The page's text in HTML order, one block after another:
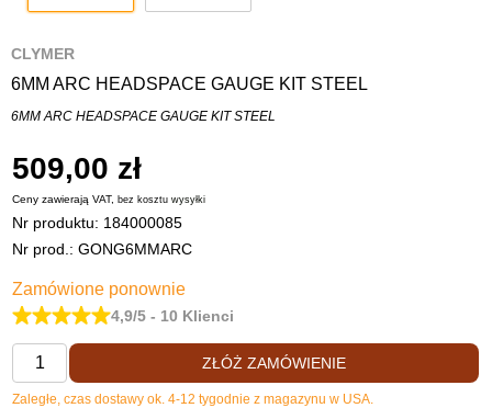
CLYMER
6MM ARC HEADSPACE GAUGE KIT STEEL
6MM ARC HEADSPACE GAUGE KIT STEEL
509,00 zł
Ceny zawierają VAT,bez kosztuwysyłki
Nr produktu: 184000085
Nr prod.: GONG6MMARC
Zamówione ponownie
4,9/5 - 10 Klienci
ZŁÓŻ ZAMÓWIENIE
Zaległe, czas dostawy ok. 4-12 tygodnie z magazynu w USA.